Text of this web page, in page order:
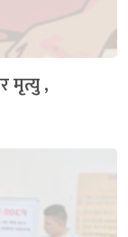
मृत्यु ,